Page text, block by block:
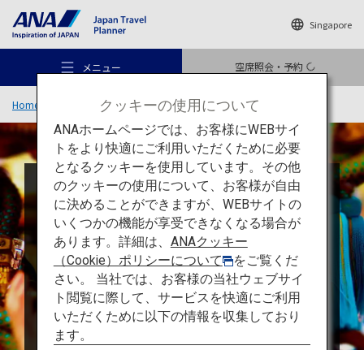
Singapore
メニュー 空席照会・予約
おすすめの旅
旅のアイデア
行き先
Home 旅のアイデア 特集 ANA OMATSURI TOURISM PROJECT
クッキーの使用について
ANAホームページでは、お客様にWEBサイ
トをより快適にご利用いただくために必要
となるクッキーを使用しています。その他
のクッキーの使用について、お客様が自由
に決めることができますが、WEBサイトの
いくつかの機能が享受できなくなる場合が
あります。詳細は、 ANAクッキー
（Cookie）ポリシーについて
をご覧くだ
さい。 当社では、お客様の当社ウェブサイ
ト閲覧に際して、サービスを快適にご利用
いただくために以下の情報を収集しており
ます。